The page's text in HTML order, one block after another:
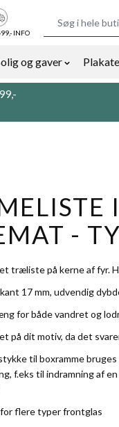
og gaver
INFO
-
træliste på kerne af fyr.
17 mm, udvendig
for både vandret og
på dit motiv, da det
til boxramme
f.eks til indramning af
flere typer frontglas